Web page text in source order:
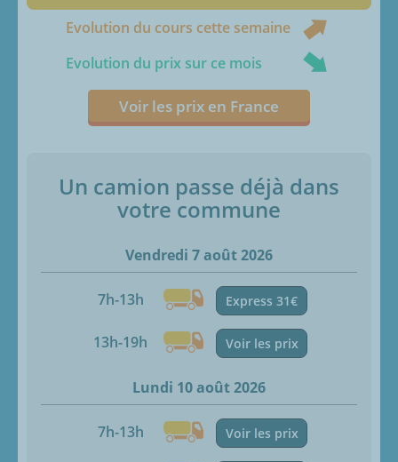
Evolution du cours cette semaine
Evolution du prix sur ce mois
Voir les prix en France
Un camion passe déjà dans
votre commune
Vendredi 7 août 2026
7h-13h Express 31€
13h-19h Voir les prix
Lundi 10 août 2026
7h-13h Voir les prix